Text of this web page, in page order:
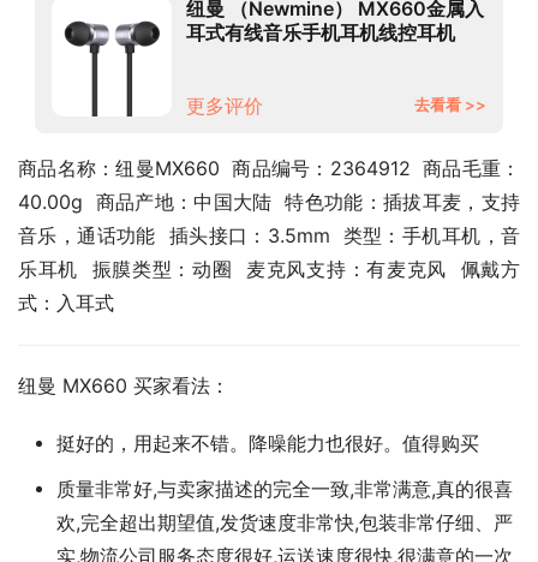
纽曼 （Newmine） MX660金属入
耳式有线音乐手机耳机线控耳机
更多评价
去看看 >>
商品名称：纽曼MX660  商品编号：2364912  商品毛重：
40.00g  商品产地：中国大陆  特色功能：插拔耳麦，支持
音乐，通话功能  插头接口：3.5mm  类型：手机耳机，音
乐耳机  振膜类型：动圈  麦克风支持：有麦克风  佩戴方
式：入耳式
纽曼 MX660 买家看法：
挺好的，用起来不错。降噪能力也很好。值得购买
质量非常好,与卖家描述的完全一致,非常满意,真的很喜
欢,完全超出期望值,发货速度非常快,包装非常仔细、严
实,物流公司服务态度很好,运送速度很快,很满意的一次